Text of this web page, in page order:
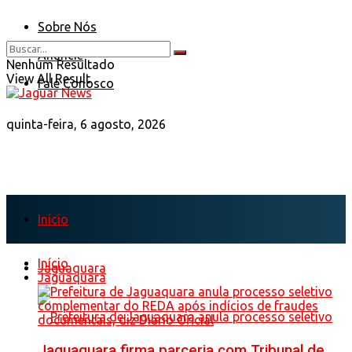
Sobre Nós
Anuncie
Fale Conosco
quinta-feira, 6 agosto, 2026
Nenhum Resultado
View All Result
Início
Jaguaquara
Início
Jaguaquara